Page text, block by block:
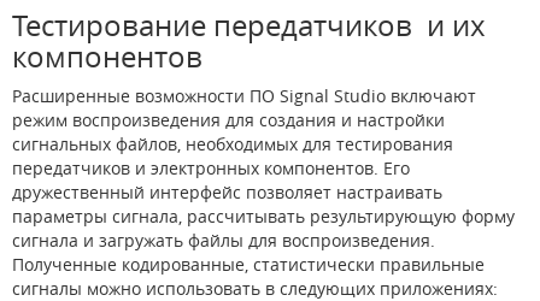
Тестирование передатчиков и их
компонентов
Расширенные возможности ПО Signal Studio включают
режим воспроизведения для создания и настройки
сигнальных файлов, необходимых для тестирования
передатчиков и электронных компонентов. Его
дружественный интерфейс позволяет настраивать
параметры сигнала, рассчитывать результирующую форму
сигнала и загружать файлы для воспроизведения.
Полученные кодированные, статистически правильные
сигналы можно использовать в следующих приложениях: